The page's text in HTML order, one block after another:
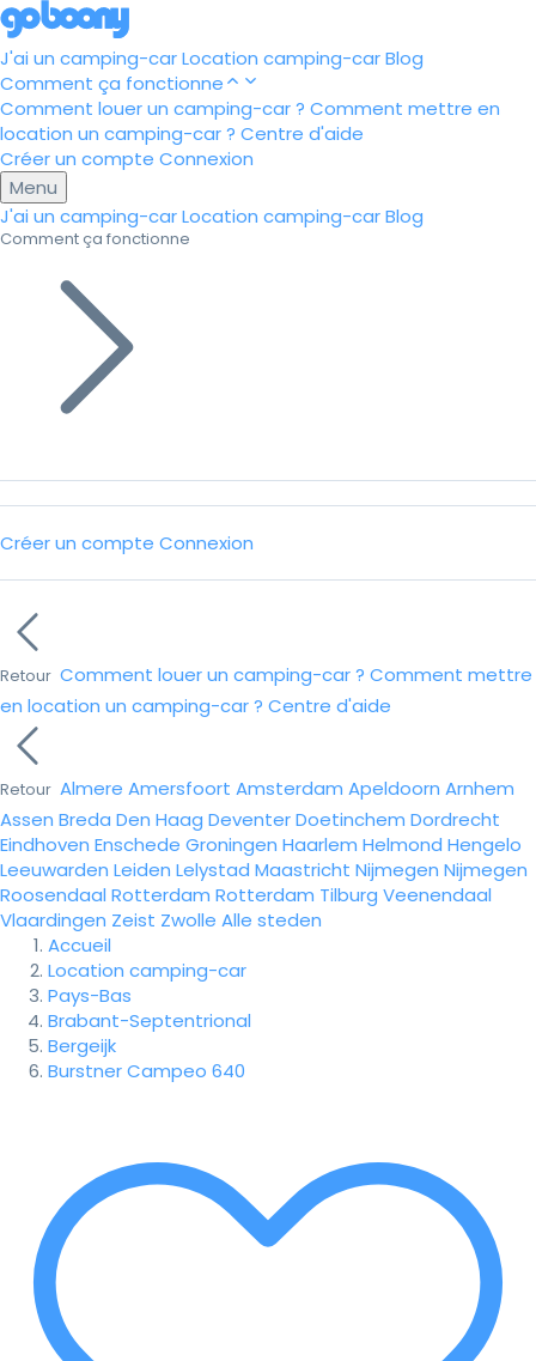
J'ai un camping-carLocation camping-carBlog
Comment ça fonctionne
Comment louer un camping-car ? Comment mettre en
location un camping-car ? Centre d'aide
Créer un compte Connexion
Menu
J'ai un camping-carLocation camping-carBlog
Comment ça fonctionne
Créer un compte Connexion
Retour Comment louer un camping-car ? Comment mettre
en location un camping-car ? Centre d'aide
Retour Almere Amersfoort Amsterdam Apeldoorn Arnhem
Assen Breda Den Haag DeventerDoetinchem Dordrecht
Eindhoven Enschede Groningen Haarlem Helmond Hengelo
Leeuwarden Leiden Lelystad Maastricht Nijmegen Nijmegen
Roosendaal Rotterdam Rotterdam Tilburg Veenendaal
Vlaardingen Zeist Zwolle Alle steden
Accueil
Location camping-car
Pays-Bas
Brabant-Septentrional
Bergeijk
Burstner Campeo 640